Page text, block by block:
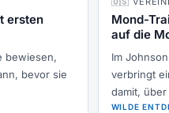
ersten
bewiesen,
bevor sie
Mond-
auf die
Im
verbringt
damit, über
WILDE